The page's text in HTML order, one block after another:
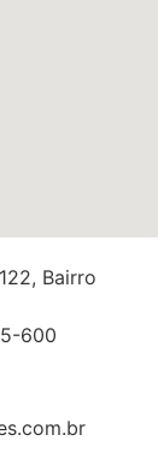
Bairro
600